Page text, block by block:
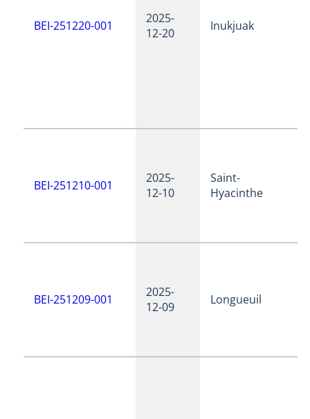
BEI-251220-001
2025-
12-20
Inukjuak
BEI-251210-001
2025-
12-10
Saint-
Hyacinthe
BEI-251209-001
2025-
12-09
Longueuil